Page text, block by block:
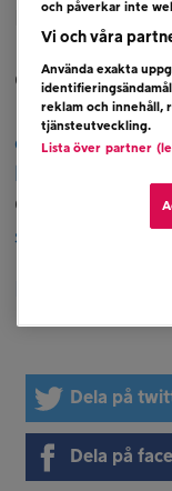
Bengans –
https://
Ginza –
https://
CDON –
seasons-
Dela på
Dela på
och påverkar inte
Vi och våra
Använda exakta
reklam och innehåll,
tjänsteutveckling.
Lista över partner